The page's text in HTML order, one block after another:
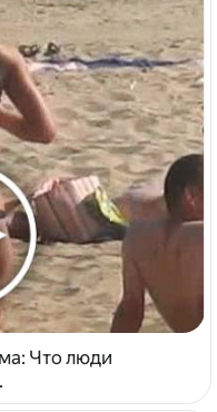
Что люди